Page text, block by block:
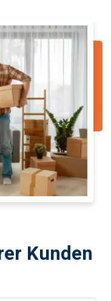
Kunden